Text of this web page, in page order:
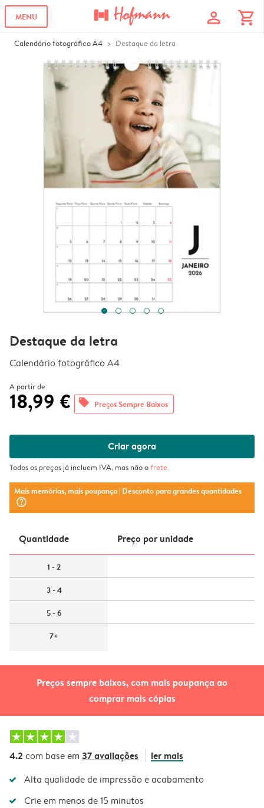
MENU profile shopping_cart
Calendário fotográfico A4 Destaque da letra
Preços sempre baixos, com mais poupança ao
comprar mais cópias
Destaque da letra
Calendário fotográfico A4
A partir de
18,99 € offers Preços Sempre Baixos
Criar agora
Todos os preços já incluem IVA, mas não ofrete.
Mais memórias, mais poupança| Desconto para grandes quantidades
question_mark_circle
Quantidade Preço por unidade
1 - 2
3 - 4
5 - 6
7+
4.2 com base em 37 avaliações ler mais
Alta qualidade de impressão e acabamento
Crie em menos de 15 minutos